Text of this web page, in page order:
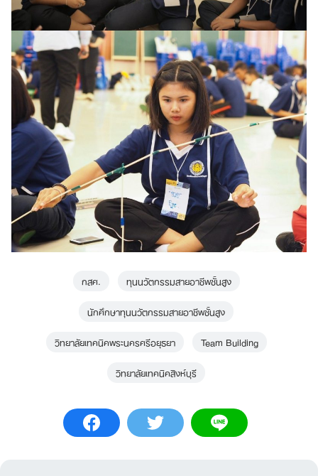
กสศ.
ทุนนวัตกรรมสายอาชีพชั้นสูง
นักศึกษาทุนนวัตกรรมสายอาชีพชั้นสูง
วิทยาลัยเทคนิคพระนครศรีอยุธยา
Team Building
วิทยาลัยเทคนิคสิงห์บุรี